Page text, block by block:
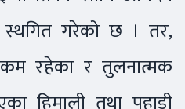
स्थगित गरेको छ । तर,
रहेका र तुलनात्मक